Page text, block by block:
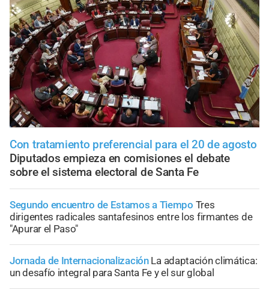
Con tratamiento preferencial para el 20 de agosto
Diputados empieza en comisiones el debate
sobre el sistema electoral de Santa Fe
Segundo encuentro de Estamos a Tiempo Tres
dirigentes radicales santafesinos entre los firmantes de
"Apurar el Paso"
Jornada de Internacionalización La adaptación climática:
un desafío integral para Santa Fe y el sur global